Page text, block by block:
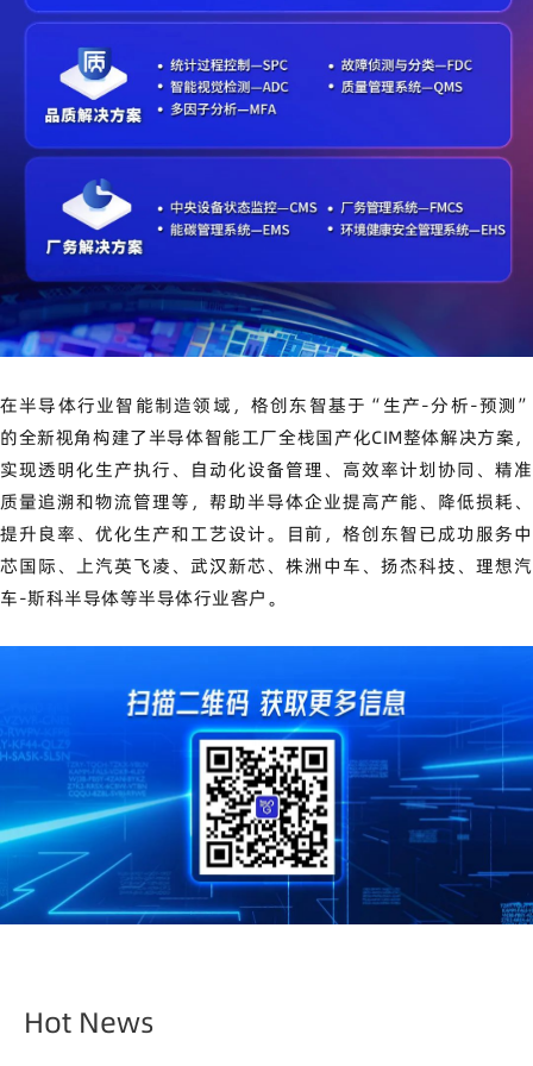
在半导体行业智能制造领域，格创东智基于“生产-分析-预测”
的全新视角构建了半导体智能工厂全栈国产化CIM整体解决方案，
实现透明化生产执行、自动化设备管理、高效率计划协同、精准
质量追溯和物流管理等，帮助半导体企业提高产能、降低损耗、
提升良率、优化生产和工艺设计。
目前，格创东智已成功服务中
芯国际、上汽英飞凌、武汉新芯、株洲中车、扬杰科技、理想汽
车-斯科半导体等半导体行业客户。
Hot News